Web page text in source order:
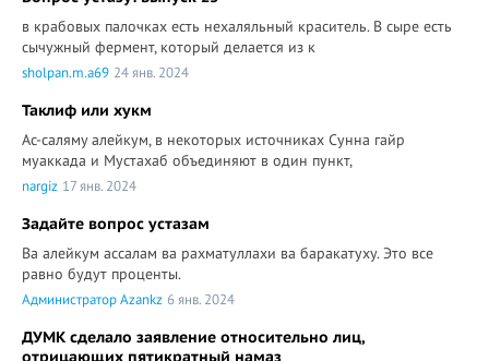
в крабовых палочках есть нехаляльный краситель. В сыре есть
сычужный фермент, который делается из к
sholpan.m.a69 24 янв. 2024
Таклиф или хукм
Ас-саляму алейкум, в некоторых источниках Сунна гайр
муаккада и Мустахаб объединяют в один пункт,
nargiz 17 янв. 2024
Задайте вопрос устазам
Ва алейкум ассалам ва рахматуллахи ва баракатуху. Это все
равно будут проценты.
Администратор Azankz 6 янв. 2024
ДУМК сделало заявление относительно лиц,